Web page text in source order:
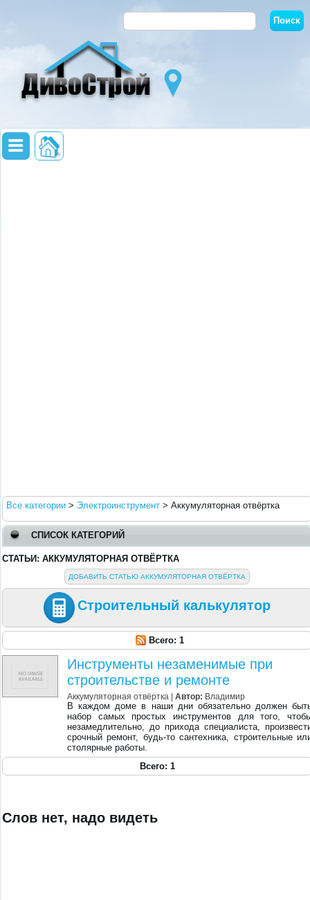
Все категории > Электроинструмент > Аккумуляторная отвёртка
СПИСОК КАТЕГОРИЙ
СТАТЬИ: АККУМУЛЯТОРНАЯ ОТВЁРТКА
ДОБАВИТЬ СТАТЬЮ АККУМУЛЯТОРНАЯ ОТВЁРТКА
Строительный калькулятор
Всего: 1
Инструменты незаменимые при
строительстве и ремонте
Аккумуляторная отвёртка |Автор: Владимир
В каждом доме в наши дни обязательно должен
набор самых простых инструментов для того,
незамедлительно, до прихода специалиста,
срочный ремонт, будь-то сантехника, строительные
столярные работы.
Всего: 1
Слов нет, надо видеть